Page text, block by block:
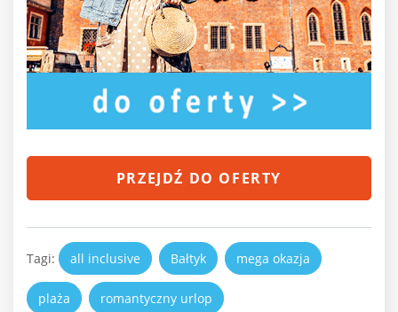
PRZEJDŹ DO OFERTY
Tagi: all inclusive Bałtyk mega okazja
plaża romantyczny urlop